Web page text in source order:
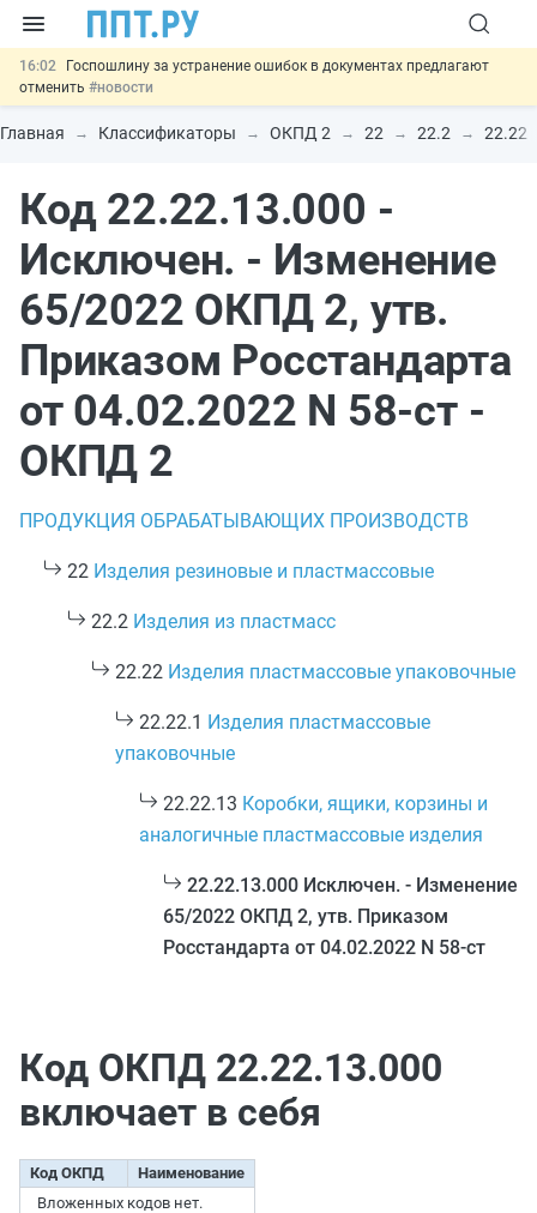
16:02
Госпошлину за устранение ошибок в документах предлагают
отменить #новости
15:25 Изменят правила контроля за подрядчиками ИЖС с эскроу-
счетами
#новости
14:02
Основания для выдворения иностранцев из России стало
больше #новости
отношений #новости
Главная Классификаторы ОКПД 2 22 22.2 22.22
Код 22.22.13.000 -
Исключен. - Изменение
65/2022 ОКПД 2, утв.
Приказом Росстандарта
от 04.02.2022 N 58-ст -
ОКПД 2
ПРОДУКЦИЯ ОБРАБАТЫВАЮЩИХ ПРОИЗВОДСТВ
22 Изделия резиновые и пластмассовые
22.2 Изделия из пластмасс
22.22 Изделия пластмассовые упаковочные
22.22.1 Изделия пластмассовые
упаковочные
22.22.13 Коробки, ящики, корзины и
аналогичные пластмассовые изделия
22.22.13.000 Исключен. - Изменение
65/2022 ОКПД 2, утв. Приказом
Росстандарта от 04.02.2022 N 58-ст
Код ОКПД 22.22.13.000
включает в себя
Код ОКПД
Наименование
Вложенных кодов нет.